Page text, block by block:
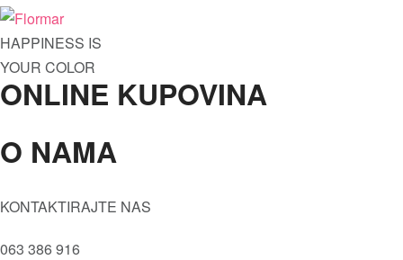
HAPPINESS IS
YOUR COLOR
ONLINE KUPOVINA
Oči
Tečni puder
Sjenila
O NAMA
Kvaliteta
Društvena i Prirodna odgovornost
KONTAKTIRAJTE NAS
063 386 916